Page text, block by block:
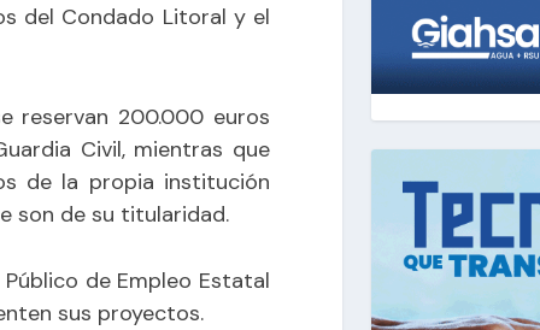
del Condado Litoral y el
reservan 200.000 euros
Civil, mientras que
de la propia institución
son de su titularidad.
de Empleo Estatal
sus proyectos.